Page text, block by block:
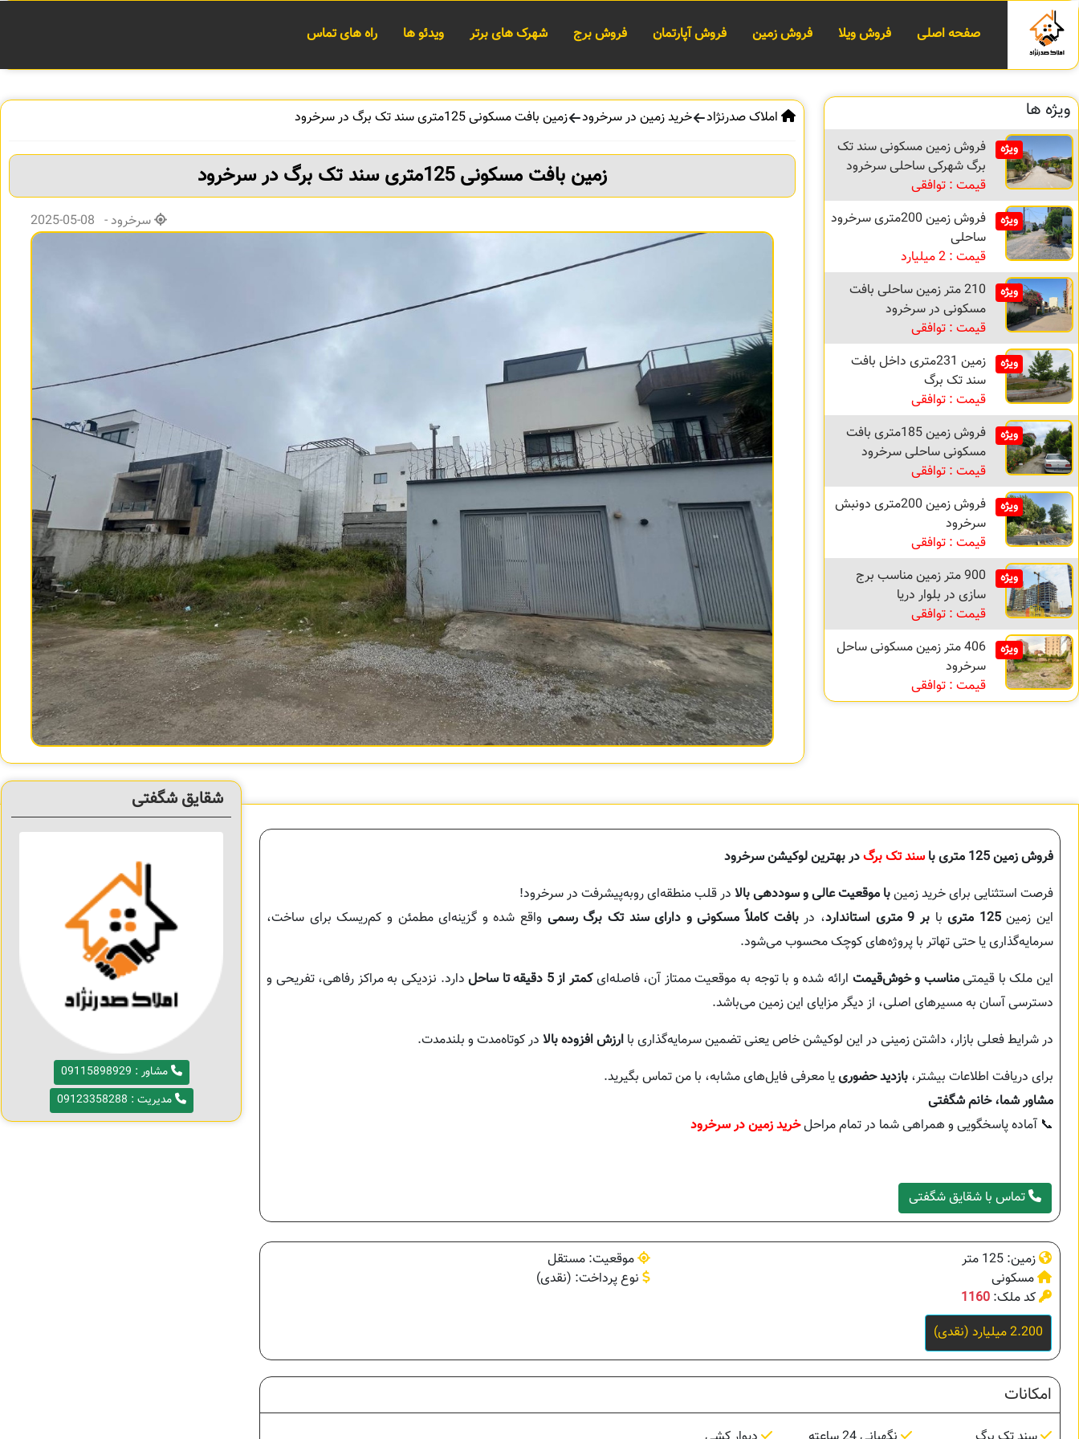
صفحه اصلی فروش ویلا فروش زمین فروش آپارتمان فروش برج شهرک های برتر ویدئو ها راه های تماس
املاک صدرنژاد خرید زمین در سرخرود زمین بافت مسکونی 125متری سند تک برگ در سرخرود
زمین بافت مسکونی 125متری سند تک برگ در سرخرود
سرخرود - 08-05-2025
ویژه ها
ویژه
فروش زمین مسکونی سند تک
برگ شهرکی ساحلی سرخرود
قیمت : توافقی
ویژه
فروش زمین 200متری سرخرود
ساحلی
قیمت : 2 میلیارد
ویژه
210 متر زمین ساحلی بافت
مسکونی در سرخرود
قیمت : توافقی
ویژه
زمین 231متری داخل بافت
سند تک برگ
قیمت : توافقی
ویژه
فروش زمین 185متری بافت
مسکونی ساحلی سرخرود
قیمت : توافقی
ویژه
فروش زمین 200متری دونبش
سرخرود
قیمت : توافقی
ویژه
900 متر زمین مناسب برج
سازی در بلوار دریا
قیمت : توافقی
ویژه
406 متر زمین مسکونی ساحل
سرخرود
قیمت : توافقی
شقایق شگفتی
مشاور : 09115898929
مدیریت : 09123358288
فروش زمین 125 متری با سند تک برگدر بهترین لوکیشن سرخرود
فرصت استثنایی برای خرید زمینبا موقعیت عالی و سوددهی بالا در قلب منطقه‌ای رو‌به‌پیشرفت در سرخرود!
این زمین125 متری بابر 9 متری استاندارد ، دربافت کاملاً مسکونی و دارای سند تک برگ رسمی واقع شده و گزینه‌ای مطمئن و کم‌ریسک برای ساخت،
سرمایه‌گذاری یا حتی تهاتر با پروژه‌های کوچک محسوب می‌شود.
این ملک با قیمتیمناسب و خوش‌قیمت ارائه شده و با توجه به موقعیت ممتاز آن، فاصله‌ایکمتر از 5 دقیقه تا ساحل
دارد. نزدیکی به مراکز رفاهی، تفریحی و
دسترسی آسان به مسیرهای اصلی، از دیگر مزایای این زمین می‌باشد.
در شرایط فعلی بازار، داشتن زمینی در این لوکیشن خاص یعنی تضمین سرمایه‌گذاری با ارزش افزوده بالا در کوتاه‌مدت و بلندمدت.
برای دریافت اطلاعات بیشتر، بازدید حضورییا معرفی فایل‌های مشابه، با من تماس بگیرید.
مشاور شما، خانم شگفتی
📞 آماده پاسخگویی و همراهی شما در تمام مراحلخرید زمین در سرخرود
تماس با شقایق شگفتی
زمین: 125 متر
موقعیت: مستقل
مسکونی
نوع پرداخت: (نقدی)
کد ملک: 1160
2.200 میلیارد (نقدی)
امکانات